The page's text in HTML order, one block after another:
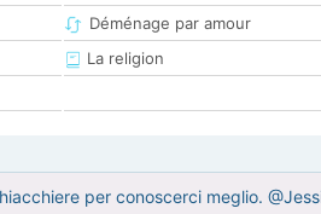
Déménage par amour
La religion
per conoscerci meglio.